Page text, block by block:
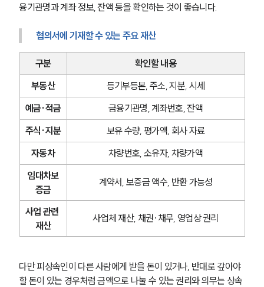
융기관명과 계좌 정보, 잔액 등을 확인하는 것이 좋습니다.
협의서에 기재할 수 있는 주요 재산
구분
확인할 내용
부동산
등기부등본, 주소, 지분, 시세
예금·적금
금융기관명, 계좌번호, 잔액
주식·지분
보유 수량, 평가액, 회사 자료
자동차
차량번호, 소유자, 차량가액
임대차보
증금
계약서, 보증금 액수, 반환 가능성
사업 관련
재산
사업체 재산, 채권·채무, 영업상 권리
다만 피상속인이 다른 사람에게 받을 돈이 있거나, 반대로 갚아야
할 돈이 있는 경우처럼 금액으로 나눌 수 있는 권리와 의무는 상속